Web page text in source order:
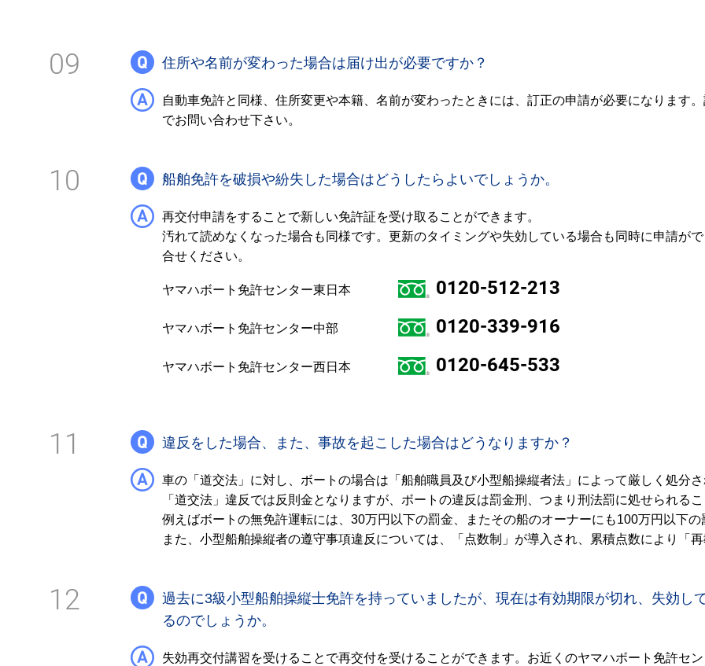
09 住所や名前が変わった場合は届け出が必要ですか？
自動車免許と同様、住所変更や本籍、名前が変わったときには、訂正の申請が必要になります
でお問い合わせ下さい。
10 船舶免許を破損や紛失した場合はどうしたらよいでしょうか。
再交付申請をすることで新しい免許証を受け取ることができます。
汚れて読めなくなった場合も同様です。更新のタイミングや失効している場合も同時に申請が
合せください。
ヤマハボート免許センター東日本 0120-512-213
ヤマハボート免許センター中部 0120-339-916
ヤマハボート免許センター西日本 0120-645-533
11 違反をした場合、また、事故を起こした場合はどうなりますか？
車の「道交法」に対し、ボートの場合は「船舶職員及び小型船操縦者法」によって厳しく処分さ
「道交法」違反では反則金となりますが、ボートの違反は罰金刑、つまり刑法罰に処せられるこ
例えばボートの無免許運転には、30万円以下の罰金、またその船のオーナーにも100万円以下
また、小型船舶操縦者の遵守事項違反については、「点数制」が導入され、累積点数により「
12
過去に3級小型船舶操縦士免許を持っていましたが、現在は有効期限が切れ、失効し
るのでしょうか。
失効再交付講習を受けることで再交付を受けることができます。お近くのヤマハボート免許セン